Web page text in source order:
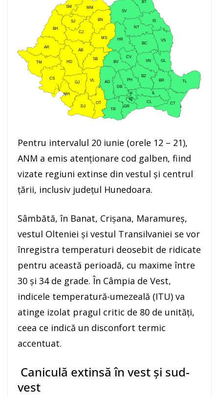
Pentru intervalul 20 iunie (orele 12 – 21),
ANM a emis atenționare cod galben, fiind
vizate regiuni extinse din vestul și centrul
țării, inclusiv județul Hunedoara.
Sâmbătă, în Banat, Crișana, Maramureș,
vestul Olteniei și vestul Transilvaniei se vor
înregistra temperaturi deosebit de ridicate
pentru această perioadă, cu maxime între
30 și 34 de grade. În Câmpia de Vest,
indicele temperatură-umezeală (ITU) va
atinge izolat pragul critic de 80 de unități,
ceea ce indică un disconfort termic
accentuat.
Caniculă extinsă în vest și sud-
vest